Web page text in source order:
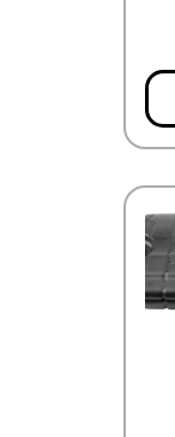
Прамотроник